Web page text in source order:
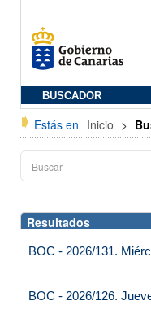
BUSCADOR
Estás en Inicio >
Resultados
BOC - 2026/131.
BOC - 2026/126.